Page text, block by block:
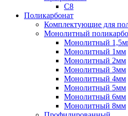
С8
Поликарбонат
Комплектующие для
Монолитный
Монолитный
Монолитный 1мм
Монолитный 2мм
Монолитный 3мм
Монолитный 4мм
Монолитный 5мм
Монолитный 6мм
Монолитный 8мм